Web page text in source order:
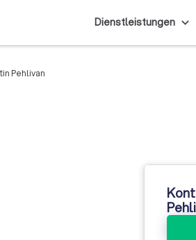
Dienstleistungen
Pehlivan